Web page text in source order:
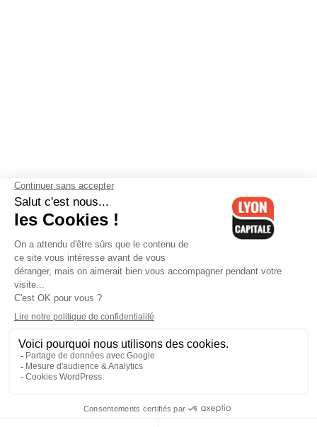
Contactez-nous-Mentions légales-CGV-Politique de
confidentialité-Gestion des cookies
Cedex 06